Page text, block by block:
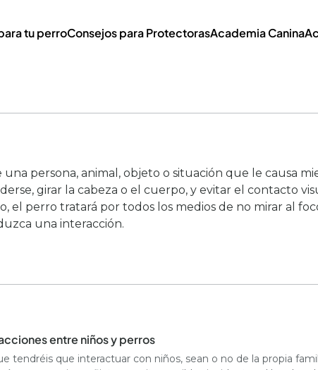
tu perroConsejos para ProtectorasAcademia Canina
persona, animal, objeto o situación que le causa
girar la cabeza o el cuerpo, y evitar el contacto
el perro tratará por todos los medios de no mirar al
una interacción.
entre niños y perros
tendréis que interactuar con niños, sean o no de la propia